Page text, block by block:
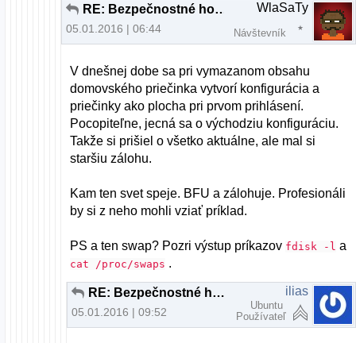
RE: Bezpečnostné horzby, alebo planý poplach?
05.01.2016 | 06:44
WlaSaTy
Návštevník
V dnešnej dobe sa pri vymazanom obsahu
domovského priečinka vytvorí konfigurácia a
priečinky ako plocha pri prvom prihlásení.
Pocopiteľne, jecná sa o východziu konfiguráciu.
Takže si prišiel o všetko aktuálne, ale mal si
staršiu zálohu.
Kam ten svet speje. BFU a zálohuje. Profesionáli
by si z neho mohli vziať príklad.
PS a ten swap? Pozri výstup príkazov fdisk -l a
cat /proc/swaps .
RE: Bezpečnostné horzby, alebo planý poplach?
05.01.2016 | 09:52
ilias
Ubuntu
Používateľ